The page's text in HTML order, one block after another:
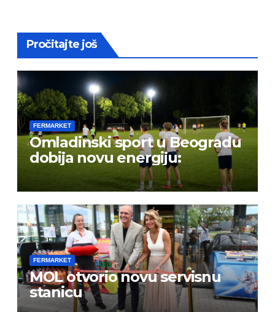
Pročitajte još
FERMARKET
Omladinski sport u Beogradu
dobija novu energiju:
FERMARKET
MOL otvorio novu servisnu
stanicu